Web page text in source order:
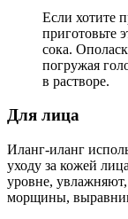
Если хотите
приготовьте
сока.
погружая
в растворе.
Для лица
Иланг-иланг
уходу за кожей
уровне,
морщины,